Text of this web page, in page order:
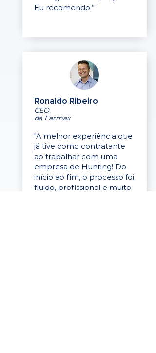
Eu recomendo.”
Ronaldo Ribeiro
CEO
da Farmax
"A melhor experiência que
já tive como contratante
ao trabalhar com uma
empresa de Hunting! Do
início ao fim, o processo foi
fluido, profissional e muito